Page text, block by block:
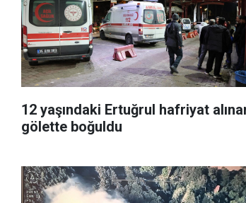
12 yaşındaki Ertuğrul hafriyat
gölette boğuldu